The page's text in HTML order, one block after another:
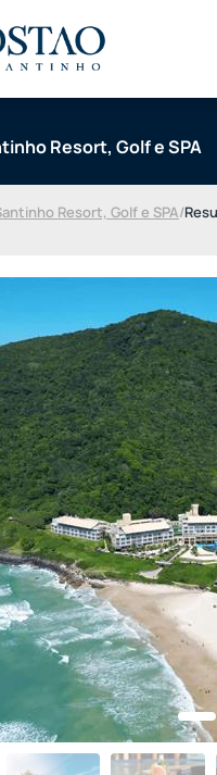
Resort, Golf e SPA
Resort, Golf e SPA/